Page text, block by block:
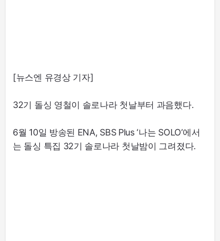
[뉴스엔 유경상 기자]
32기 돌싱 영철이 솔로나라 첫날부터 과음했다.
6월 10일 방송된 ENA, SBS Plus ‘나는 SOLO’에서
는 돌싱 특집 32기 솔로나라 첫날밤이 그려졌다.